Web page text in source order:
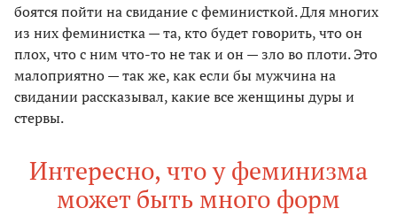
боятся пойти на свидание с феминисткой. Для многих
из них феминистка — та, кто будет говорить, что он
плох, что с ним что-то не так и он — зло во плоти. Это
малоприятно — так же, как если бы мужчина на
свидании рассказывал, какие все женщины дуры и
стервы.
Интересно, что у феминизма
может быть много форм